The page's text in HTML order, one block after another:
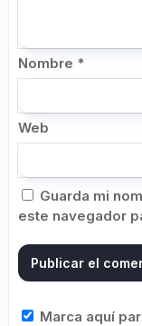
Nombre *
Web
Guarda mi
este navegador
Marca aquí